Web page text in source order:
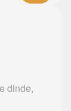
dinde,